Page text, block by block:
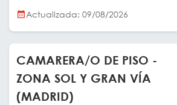
Actualizada: 09/08/2026
CAMARERA/O DE PISO -
ZONA SOL Y GRAN VÍA
(MADRID)